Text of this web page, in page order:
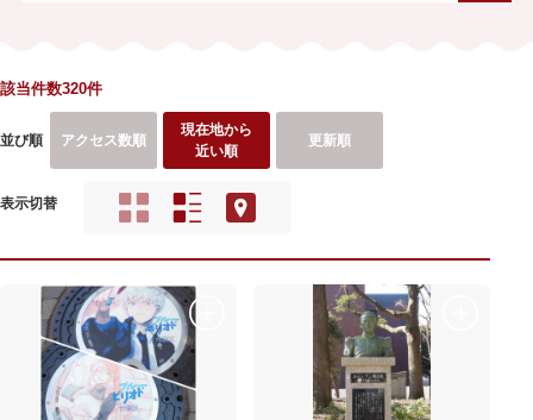
該当件数320件
並び順 アクセス数順
現在地から
近い順
更新順
表示切替